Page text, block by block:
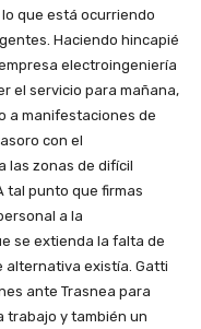
que está ocurriendo
Haciendo hincapié
electroingeniería
el servicio para mañana,
a manifestaciones de
con el
las zonas de difícil
tal punto que firmas
a la
se extienda la falta de
alternativa existía. Gatti
ante Trasnea para
trabajo y también un